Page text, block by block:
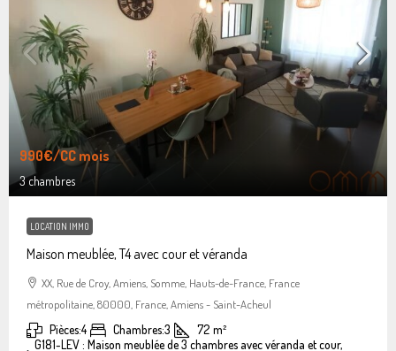
990€/CC mois
3 chambres
LOCATION IMMO
Maison meublée, T4 avec cour et véranda
XX, Rue de Croy, Amiens, Somme, Hauts-de-France, France
métropolitaine, 80000, France, Amiens - Saint-Acheul
Pièces:4 Chambres:3 72 m²
G181-LEV : Maison meublée de 3 chambres avec véranda et cour,